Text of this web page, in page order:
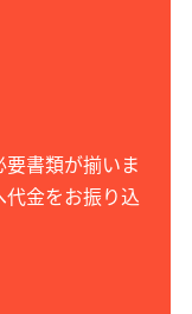
書類が揃いま
代金をお振り込